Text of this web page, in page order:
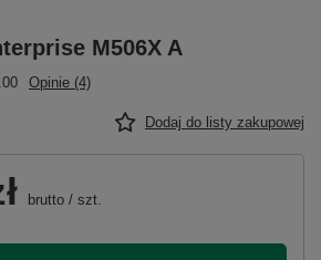
M506X A
Opinie (4)
Dodaj do listy zakupowej
brutto / szt.